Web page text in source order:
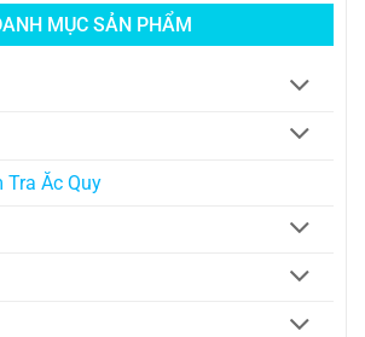
MỤC SẢN PHẨM
Tra Ăc Quy